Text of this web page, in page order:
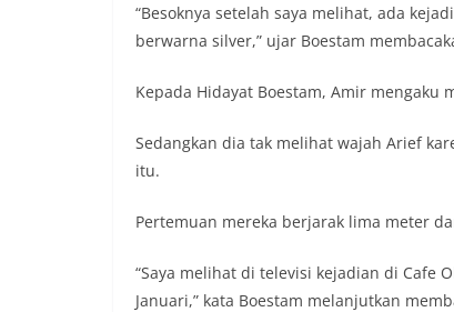
“Besoknya setelah saya melihat, ada
berwarna silver,” ujar Boestam
Kepada Hidayat Boestam, Amir mengaku
Sedangkan dia tak melihat wajah Arief
itu.
Pertemuan mereka berjarak lima meter
“Saya melihat di televisi kejadian di Cafe
Januari,” kata Boestam melanjutkan